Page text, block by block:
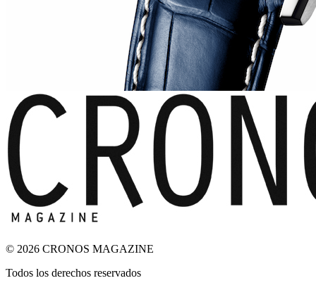
© 2026 CRONOS MAGAZINE
Todos los derechos reservados